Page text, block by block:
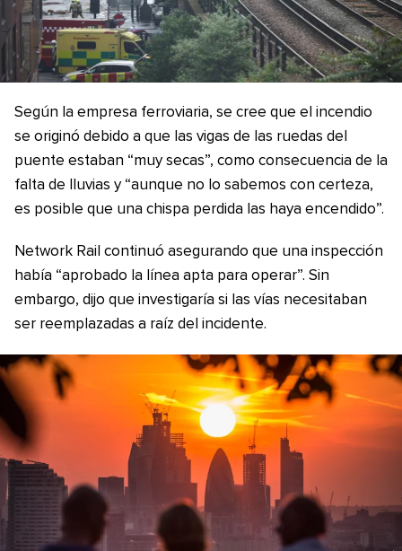
Según la empresa ferroviaria, se cree que el incendio
se originó debido a que las vigas de las ruedas del
puente estaban “muy secas”, como consecuencia de la
falta de lluvias y “aunque no lo sabemos con certeza,
es posible que una chispa perdida las haya encendido”.
Network Rail continuó asegurando que una inspección
había “aprobado la línea apta para operar”. Sin
embargo, dijo que investigaría si las vías necesitaban
ser reemplazadas a raíz del incidente.